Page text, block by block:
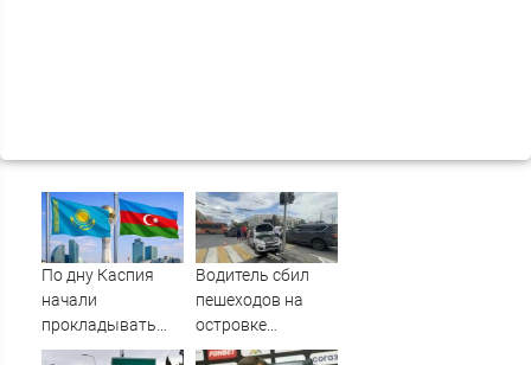
По дну Каспия
начали
прокладывать
стратегический
Водитель сбил
пешеходов на
островке
безопасности в